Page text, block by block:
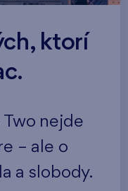
ktorí
nejde
– ale o
a slobody.